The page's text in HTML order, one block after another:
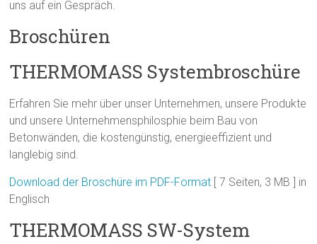
uns auf ein Gespräch.
Broschüren
THERMOMASS Systembroschüre
Erfahren Sie mehr über unser Unternehmen, unsere Produkte
und unsere Unternehmensphilosphie beim Bau von
Betonwänden, die kostengünstig, energieeffizient und
langlebig sind.
Download der Broschüre im PDF-Format [ 7 Seiten, 3 MB ] in
Englisch
THERMOMASS SW-System